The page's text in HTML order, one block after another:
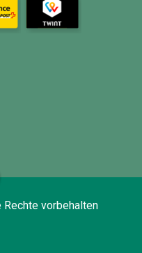
vorbehalten